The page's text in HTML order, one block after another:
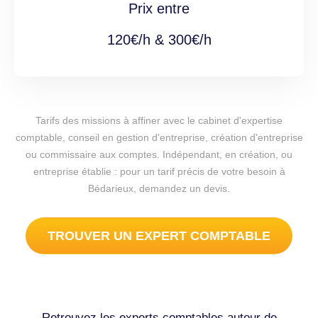
Prix entre
120€/h & 300€/h
Tarifs des missions à affiner avec le cabinet d'expertise
comptable, conseil en gestion d'entreprise, création d'entreprise
ou commissaire aux comptes. Indépendant, en création, ou
entreprise établie : pour un tarif précis de votre besoin à
Bédarieux, demandez un devis.
TROUVER UN EXPERT COMPTABLE